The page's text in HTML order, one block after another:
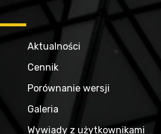
Aktualności
Cennik
Porównanie wersji
Galeria
Wywiady z użytkownikami